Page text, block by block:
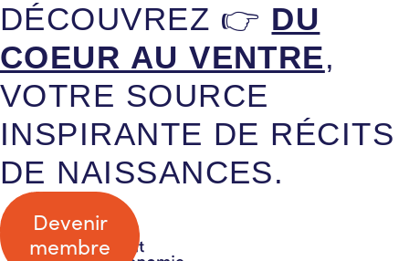
DÉCOUVREZ 👉 DU
COEUR AU VENTRE,
VOTRE SOURCE
INSPIRANTE DE RÉCITS
DE NAISSANCES.
Devenir
membre